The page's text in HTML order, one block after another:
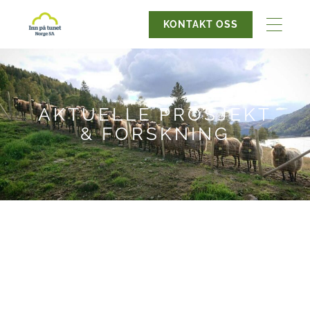
KONTAKT OSS
AKTUELLE PROSJEKT
& FORSKNING